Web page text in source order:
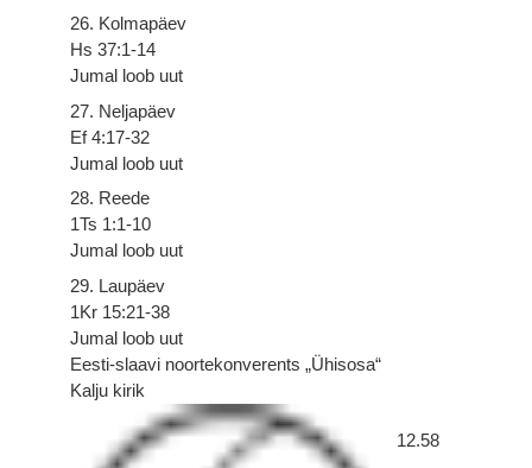
26. Kolmapäev
Hs 37:1-14
Jumal loob uut
27. Neljapäev
Ef 4:17-32
Jumal loob uut
28. Reede
1Ts 1:1-10
Jumal loob uut
29. Laupäev
1Kr 15:21-38
Jumal loob uut
Eesti-slaavi noortekonverents „Ühisosa“
Kalju kirik
12.58